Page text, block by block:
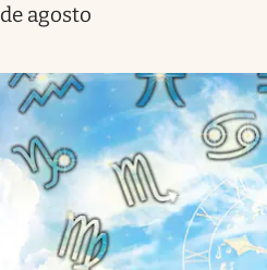
de agosto